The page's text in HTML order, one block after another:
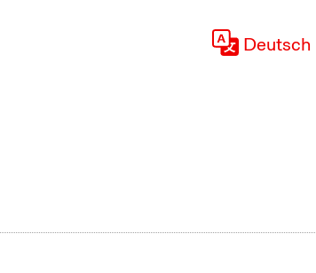
Deutsch